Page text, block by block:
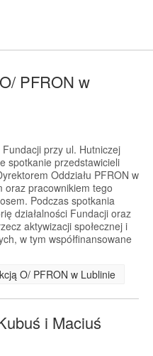
PFRON w
przy ul. Hutniczej
spotkanie przedstawicieli
Oddziału PFRON w
oraz pracownikiem tego
Podczas spotkania
działalności Fundacji oraz
aktywizacji społecznej i
w tym współfinansowane
O/ PFRON w Lublinie
i Maciuś